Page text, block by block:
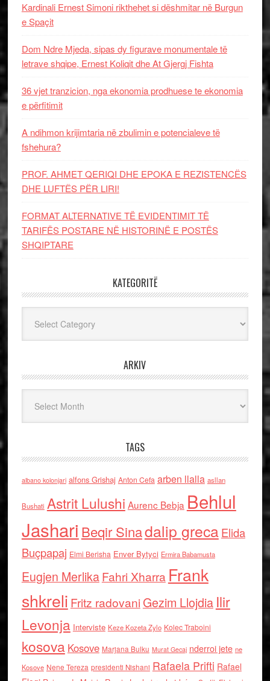
Kardinali Ernest Simoni rikthehet si dëshmitar në Burgun
e Spaçit
Dom Ndre Mjeda, sipas dy figurave monumentale të
letrave shqipe, Ernest Koliqit dhe At Gjergj Fishta
36 vjet tranzicion, nga ekonomia prodhuese te ekonomia
e përfitimit
A ndihmon krijimtaria në zbulimin e potencialeve të
fshehura?
PROF. AHMET QERIQI DHE EPOKA E REZISTENCЁS
DHE LUFTЁS PЁR LIRI!
FORMAT ALTERNATIVE TË EVIDENTIMIT TË
TARIFËS POSTARE NË HISTORINË E POSTËS
SHQIPTARE
KATEGORITË
ARKIV
TAGS
albano kolonjari alfons Grishaj Anton Cefa arben llalla asllan
Bushati Astrit Lulushi Aurenc Bebja Behlul
Jashari Beqir Sinadalip grecaElida
Buçpapaj Elmi Berisha Enver Bytyci Ermira Babamusta
Eugjen MerlikaFahri Xharra Frank
shkreli Fritz radovaniGezim Llojdia Ilir
Levonja Interviste Keze Kozeta Zylo Kolec Traboini
kosova Kosove Marjana Bulku Murat Gecaj nderroi jete ne
Kosove Nene Tereza presidenti Nishani Rafaela Prifti Rafael